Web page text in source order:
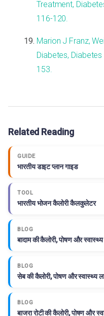
Treatment,
116-120.
Marion J Franz,
Diabetes,
153.
Related Reading
GUIDE
भारतीय डाइट प्लान गाइड
TOOL
भारतीय भोजन कैलोरी कैलकुलेटर
BLOG
बादाम की कैलोरी, पोषण और
BLOG
सेब की कैलोरी, पोषण और स्वास्थ्य
BLOG
बाजरा रोटी की कैलोरी, पोषण और